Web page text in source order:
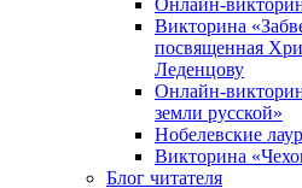
Викторина
посвященная
Леденцову
Онлайн-
земли русской»
Нобелевские
Викторина
Блог читателя